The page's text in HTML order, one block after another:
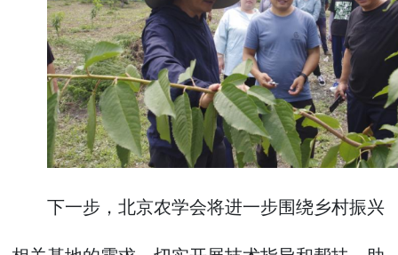
下一步，北京农学会将进一步围绕乡村振兴